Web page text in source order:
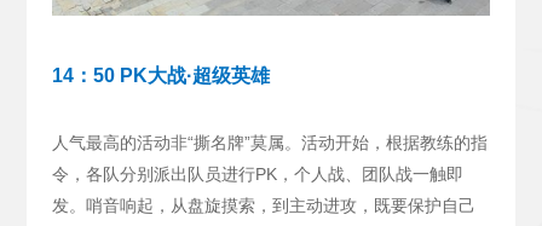
14：50 PK大战·超级英雄
人气最高的活动非“撕名牌”莫属。活动开始，根据教练的指
令，各队分别派出队员进行PK，个人战、团队战一触即
发。哨音响起，从盘旋摸索，到主动进攻，既要保护自己